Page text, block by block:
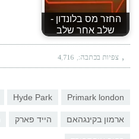
החזר מס בלונדון -
שלב אחר שלב
צפיות בכתבה: 4,716
Hyde Park Primark london
ארמון בקינגהאם הייד פארק